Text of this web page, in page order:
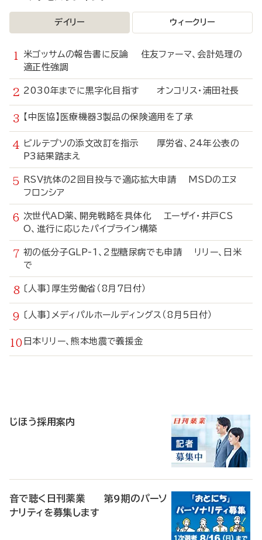
デイリー ウィークリー
米ゴッサムの報告書に反論 住友ファーマ、会計処理の
適正性強調
2030年までに黒字化目指す オンコリス・浦田社長
【中医協】医療機器3製品の保険適用を了承
ビルテプソの添文改訂を指示 厚労省、24年公表の
P3結果踏まえ
RSV抗体の2回目投与で適応拡大申請 MSDのエヌ
フロンシア
次世代AD薬、開発戦略を具体化 エーザイ・井戸CS
O、進行に応じたパイプライン構築
初の低分子GLP-1、2型糖尿病でも申請 リリー、日米
で
〔人事〕厚生労働省（8月7日付）
〔人事〕メディパルホールディングス（8月5日付）
日本リリー、熊本地震で義援金
じほう採用案内
音で聴く日刊薬業 第9期のパーソ
ナリティを募集します